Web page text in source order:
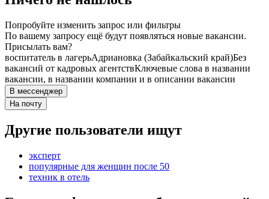
Попробуйте изменить запрос или фильтры
По вашему запросу ещё будут появляться новые вакансии.
Присылать вам?
воспитатель в лагерьАдриановка (Забайкальский край)Без
вакансий от кадровых агентствКлючевые слова в названии
вакансии, в названии компании и в описании вакансии
В мессенджер
На почту
Другие пользователи ищут
эксперт
популярные для женщин после 50
техник в отель